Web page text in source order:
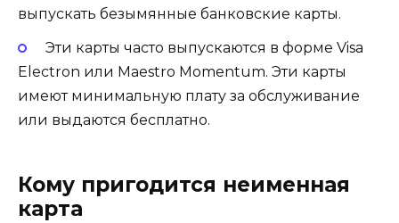
выпускать безымянные банковские карты.
Эти карты часто выпускаются в форме Visa
Electron или Maestro Momentum. Эти карты
имеют минимальную плату за обслуживание
или выдаются бесплатно.
Кому пригодится неименная
карта